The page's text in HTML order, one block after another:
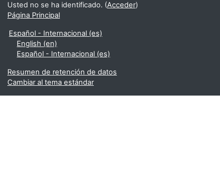
Usted no se ha identificado. (Acceder)
Página Principal
Español - Internacional ‎(es)‎
English ‎(en)‎
Español - Internacional ‎(es)‎
Resumen de retención de datos
Cambiar al tema estándar